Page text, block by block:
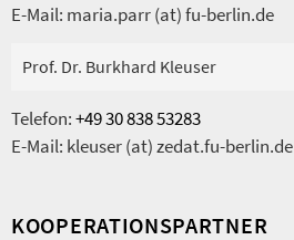
E-Mail: maria.parr (at) fu-berlin.de
Prof. Dr. Burkhard Kleuser
Telefon:+49 30 838 53283
E-Mail: kleuser (at) zedat.fu-berlin.de
KOOPERATIONSPARTNER